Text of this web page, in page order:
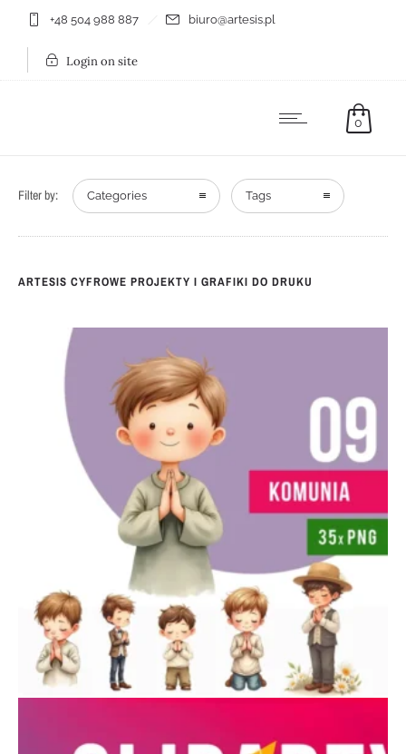
+48 504 988 887 biuro@artesis.pl
Login on site
0
Filter by: Categories Tags
ARTESIS CYFROWE PROJEKTY I GRAFIKI DO DRUKU